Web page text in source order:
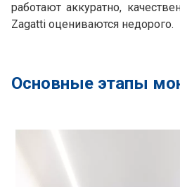
работают аккуратно,
Zagatti оцениваются недорого.
Основные этапы